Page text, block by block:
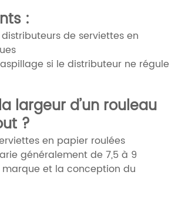
:
distributeurs de serviettes en
si le distributeur ne régule
largeur d’un rouleau
?
en papier roulées
généralement de 7,5 à 9
marque et la conception du